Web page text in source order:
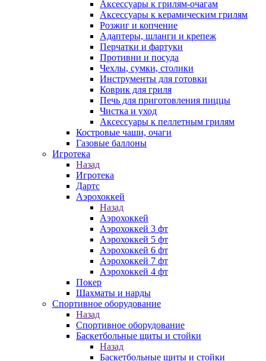
Аксессуары к грилям-очагам
Аксессуары к керамическим грилям
Розжиг и копчение
Адаптеры, шланги и крепеж
Перчатки и фартуки
Противни и посуда
Чехлы, сумки, столики
Инструменты для готовки
Коврик для гриля
Печь для приготовления пиццы
Чистка и уход
Аксессуары к пеллетным грилям
Костровые чаши, очаги
Газовые баллоны
Игротека
Назад
Игротека
Дартс
Аэрохоккей
Назад
Аэрохоккей
Аэрохоккей 3 фт
Аэрохоккей 5 фт
Аэрохоккей 6 фт
Аэрохоккей 7 фт
Аэрохоккей 4 фт
Покер
Шахматы и нарды
Спортивное оборудование
Назад
Спортивное оборудование
Баскетбольные щиты и стойки
Назад
Баскетбольные щиты и стойки